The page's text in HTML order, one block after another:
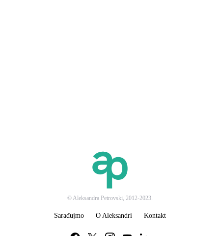
© Aleksandra Petrovski, 2012-2023.
Sarađujmo O Aleksandri Kontakt